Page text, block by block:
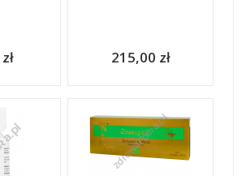
215,00 zł